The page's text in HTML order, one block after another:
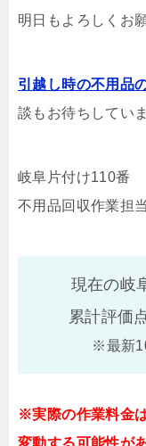
明日もよろしくお
引越し時の不用品
談もお待ちしてい
岐阜片付け110番
不用品回収作業担
現在の岐
累計評価
※最新
※実際の作業料金
変動する可能性が